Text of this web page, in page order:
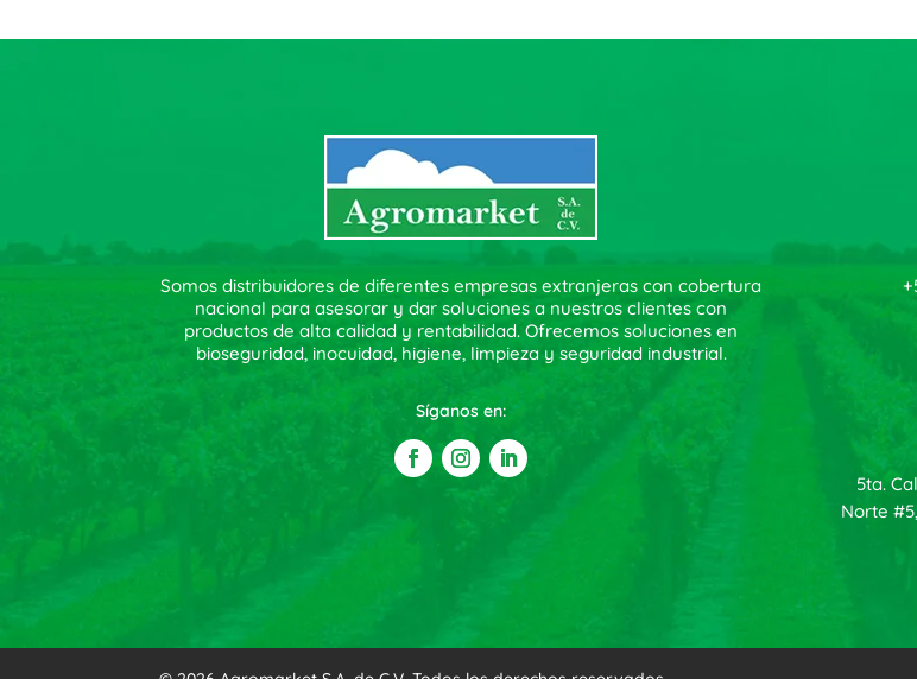
Somos distribuidores de diferentes empresas extranjeras con cobertura
nacional para asesorar y dar soluciones a nuestros clientes con
productos de alta calidad y rentabilidad. Ofrecemos soluciones en
bioseguridad, inocuidad, higiene, limpieza y seguridad industrial.
Síganos en:
5ta.
Norte